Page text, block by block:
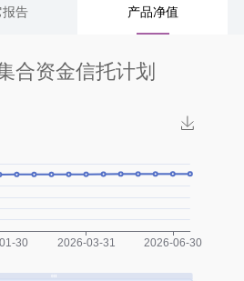
告 产品净值
合资金信托计划